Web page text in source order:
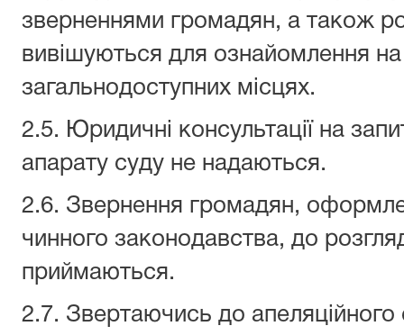
зверненнями громадян, а також
вивішуються для ознайомлення
загальнодоступних місцях.
2.5. Юридичні консультації на
апарату суду не надаються.
2.6. Звернення громадян,
чинного законодавства, до
приймаються.
2.7. Звертаючись до апеляційного